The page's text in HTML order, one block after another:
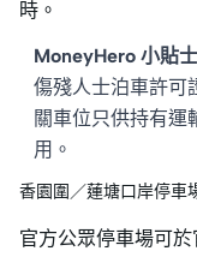
時。
MoneyHero 小貼士
傷殘人士泊車許可
關車位只供持有運
用。
香園圍／蓮塘口岸停車
官方公眾停車場可